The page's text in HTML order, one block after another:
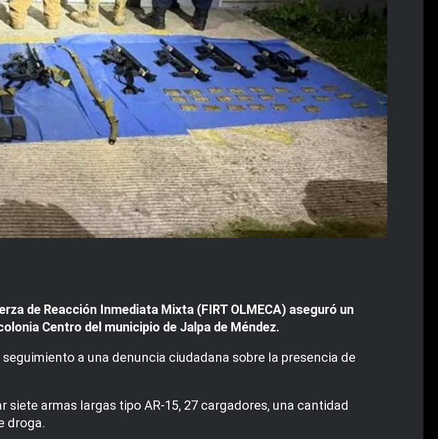
de Reacción Inmediata Mixta (FIRT OLMECA) aseguró un
Centro del municipio de Jalpa de Méndez.
a una denuncia ciudadana sobre la presencia de
armas largas tipo AR-15, 27 cargadores, una cantidad
droga.